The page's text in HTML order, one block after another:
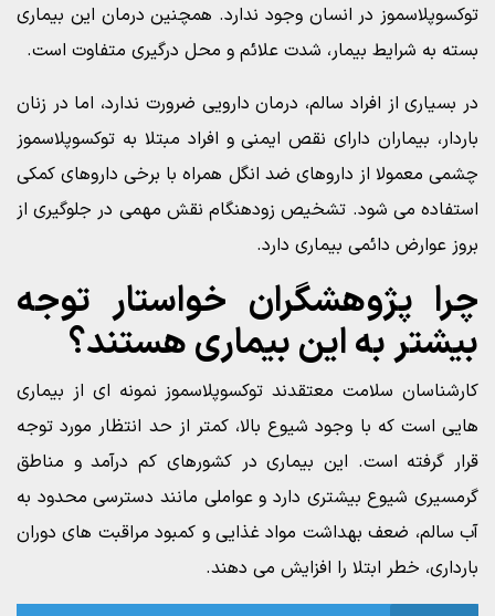
توکسوپلاسموز در انسان وجود ندارد. همچنین درمان این بیماری
بسته به شرایط بیمار، شدت علائم و محل درگیری متفاوت است.
در بسیاری از افراد سالم، درمان دارویی ضرورت ندارد، اما در زنان
باردار، بیماران دارای نقص ایمنی و افراد مبتلا به توکسوپلاسموز
چشمی معمولا از داروهای ضد انگل همراه با برخی داروهای کمکی
استفاده می شود. تشخیص زودهنگام نقش مهمی در جلوگیری از
بروز عوارض دائمی بیماری دارد.
چرا پژوهشگران خواستار توجه
بیشتر به این بیماری هستند؟
کارشناسان سلامت معتقدند توکسوپلاسموز نمونه ای از بیماری
هایی است که با وجود شیوع بالا، کمتر از حد انتظار مورد توجه
قرار گرفته است. این بیماری در کشورهای کم درآمد و مناطق
گرمسیری شیوع بیشتری دارد و عواملی مانند دسترسی محدود به
آب سالم، ضعف بهداشت مواد غذایی و کمبود مراقبت های دوران
بارداری، خطر ابتلا را افزایش می دهند.